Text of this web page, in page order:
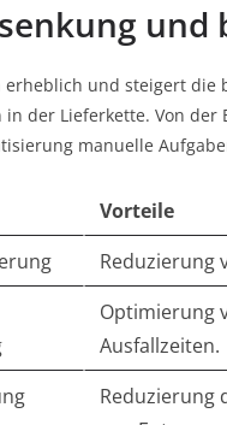
und
erheblich und steigert
in der Lieferkette. Von
manuelle
Vorteile
Reduzierung
Optimierung
Ausfallzeiten.
Reduzierung